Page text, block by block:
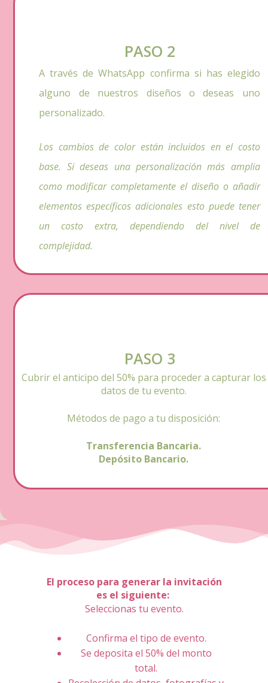
PASO 2
A través de WhatsApp confirma si has elegido
alguno de nuestros diseños o deseas uno
personalizado.
Los cambios de color están incluidos en el costo
base. Si deseas una personalización más amplia
como modificar completamente el diseño o añadir
elementos específicos adicionales esto puede tener
un costo extra, dependiendo del nivel de
complejidad.
PASO 3
Cubrir el anticipo del 50% para proceder a capturar los
datos de tu evento.
Métodos de pago a tu disposición:
Transferencia Bancaria.
Depósito Bancario.
El proceso para generar la invitación
es el siguiente:
Seleccionas tu evento.
Confirma el tipo de evento.
Se deposita el 50% del monto
total.